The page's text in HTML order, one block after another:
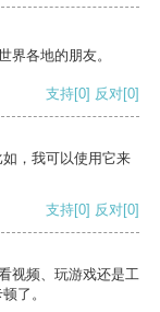
界各地的朋友。
支持[0] 反对[0]
，我可以使用它来
支持[0] 反对[0]
视频、玩游戏还是工
了。